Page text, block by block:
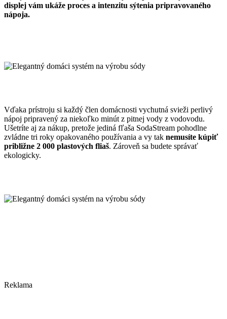
displej vám ukáže proces a intenzitu sýtenia pripravovaného
nápoja.
Vďaka prístroju si každý člen domácnosti vychutná svieži perlivý
nápoj pripravený za niekoľko minút z pitnej vody z vodovodu.
Ušetríte aj za nákup, pretože jediná fľaša SodaStream pohodlne
zvládne tri roky opakovaného používania a vy tak nemusíte kúpiť
približne 2 000 plastových fliaš. Zároveň sa budete správať
ekologicky.
Reklama